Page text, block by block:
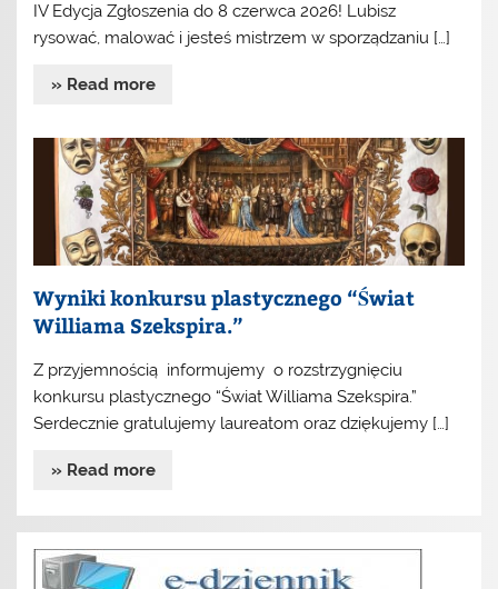
IV Edycja Zgłoszenia do 8 czerwca 2026! Lubisz
rysować, malować i jesteś mistrzem w sporządzaniu […]
» Read more
Wyniki konkursu plastycznego “Świat
Williama Szekspira.”
Z przyjemnością informujemy o rozstrzygnięciu
konkursu plastycznego “Świat Williama Szekspira.”
Serdecznie gratulujemy laureatom oraz dziękujemy […]
» Read more